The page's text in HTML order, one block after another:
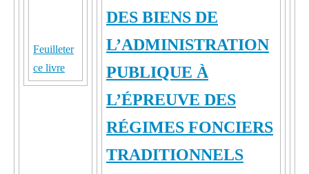
Feuilleter
ce livre
DES BIENS DE
L’ADMINISTRATION
PUBLIQUE À
L’ÉPREUVE DES
RÉGIMES FONCIERS
TRADITIONNELS